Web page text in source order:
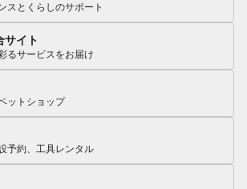
スとくらしのサポート
サイト
るサービスをお届け
ットショップ
予約、工具レンタル